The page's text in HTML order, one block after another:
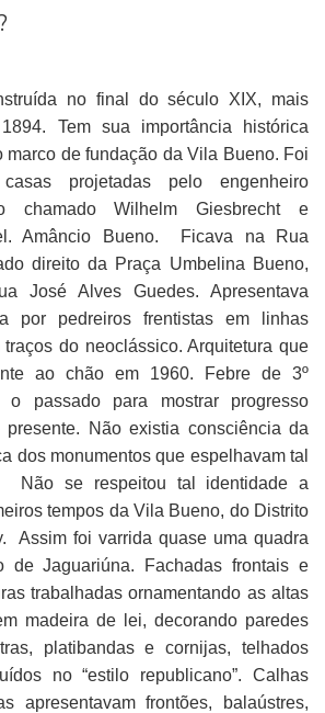
no final do século XIX, mais
Tem sua importância histórica
marco de fundação da Vila Bueno. Foi
projetadas pelo engenheiro
chamado Wilhelm Giesbrecht e
Amâncio Bueno. Ficava na Rua
direito da Praça Umbelina Bueno,
José Alves Guedes. Apresentava
por pedreiros frentistas em linhas
do neoclássico. Arquitetura que
ao chão em 1960. Febre de 3º
passado para mostrar progresso
presente. Não existia consciência da
dos monumentos que espelhavam tal
Não se respeitou tal identidade a
tempos da Vila Bueno, do Distrito
Assim foi varrida quase uma quadra
de Jaguariúna. Fachadas frontais e
trabalhadas ornamentando as altas
madeira de lei, decorando paredes
platibandas e cornijas, telhados
no “estilo republicano”. Calhas
apresentavam frontões, balaústres,